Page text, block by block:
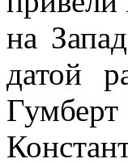
на
датой